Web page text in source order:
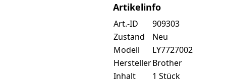
Artikelinfo
Art.-ID
909303
Zustand
Neu
Modell
LY7727002
HerstellerBrother
Inhalt
1 Stück